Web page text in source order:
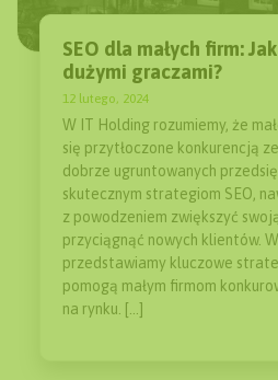
SEO dla małych firm:
dużymi graczami?
12 lutego, 2024
W IT Holding rozumiemy, że
się przytłoczone konkurencją
dobrze ugruntowanych
skutecznym strategiom SEO,
z powodzeniem zwiększyć
przyciągnąć nowych klientów.
przedstawiamy kluczowe
pomogą małym firmom
na rynku. […]